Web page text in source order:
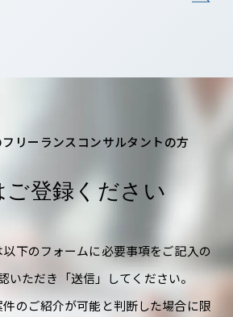
リーランスコンサルタントの方
ご登録ください
下のフォームに必要事項をご記入の
いただき「送信」してください。
のご紹介が可能と判断した場合に限